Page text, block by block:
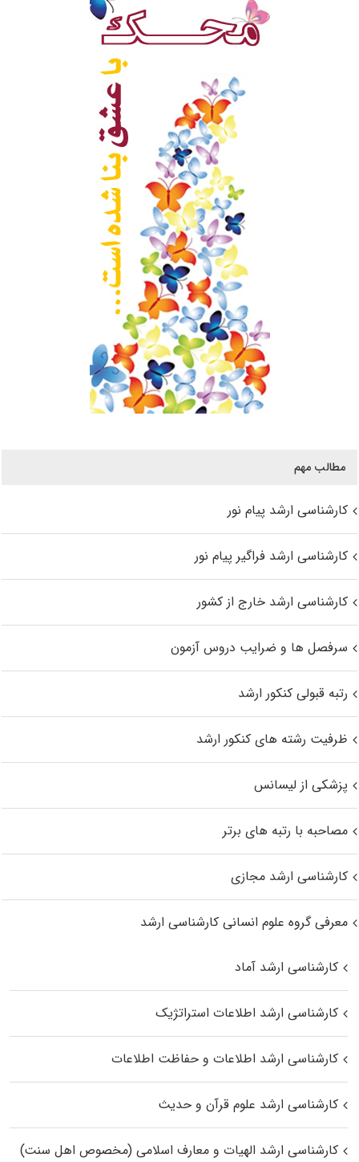
مطالب مهم
کارشناسی ارشد پیام نور
کارشناسی ارشد فراگیر پیام نور
کارشناسی ارشد خارج از کشور
سرفصل ها و ضرایب دروس آزمون
رتبه قبولی کنکور ارشد
ظرفیت رشته های کنکور ارشد
پزشکی از لیسانس
مصاحبه با رتبه های برتر
کارشناسی ارشد مجازی
معرفی گروه علوم انسانی کارشناسی ارشد
کارشناسی ارشد آماد
کارشناسی ارشد اطلاعات استراتژیک
کارشناسی ارشد اطلاعات و حفاظت اطلاعات
کارشناسی ارشد علوم قرآن و حدیث
کارشناسی ارشد الهیات و معارف اسلامی (مخصوص اهل سنت)